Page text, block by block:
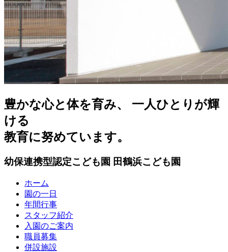
豊かな心と体を育み、 一人ひとりが輝
ける
教育に努めています。
幼保連携型認定こども園 田鶴浜こども園
ホーム
園の一日
年間行事
スタッフ紹介
入園のご案内
職員募集
併設施設